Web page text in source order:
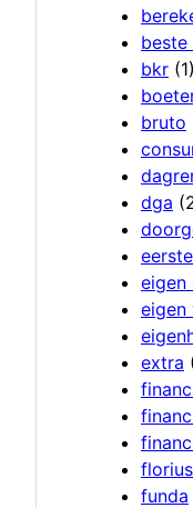
beste
bkr (1)
bruto
dga
eigen
eigen
extra
florius
funda